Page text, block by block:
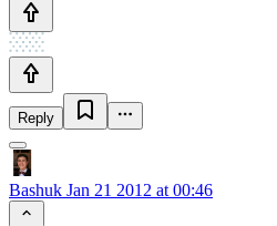
Reply
Bashuk Jan 21 2012 at 00:46